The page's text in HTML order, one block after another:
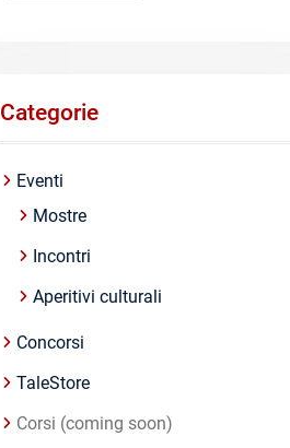
Categorie
Eventi
Mostre
Incontri
Aperitivi culturali
Concorsi
TaleStore
Corsi (coming soon)